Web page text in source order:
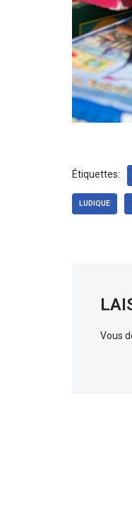
Étiquettes:
LUDIQUE
Vous